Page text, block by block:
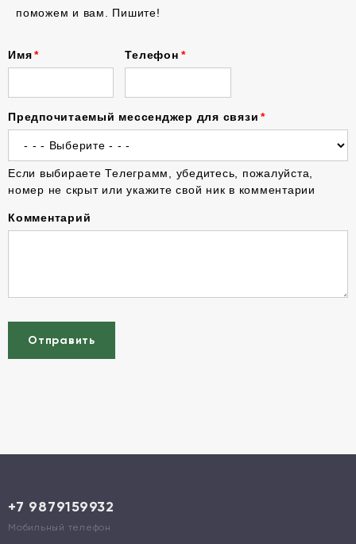
поможем и вам. Пишите!
Имя Телефон
Предпочитаемый мессенджер для связи
Если выбираете Телеграмм, убедитесь, пожалуйста,
номер не скрыт или укажите свой ник в комментарии
Комментарий
Отправить
+7 9879159932
Мобильный телефон